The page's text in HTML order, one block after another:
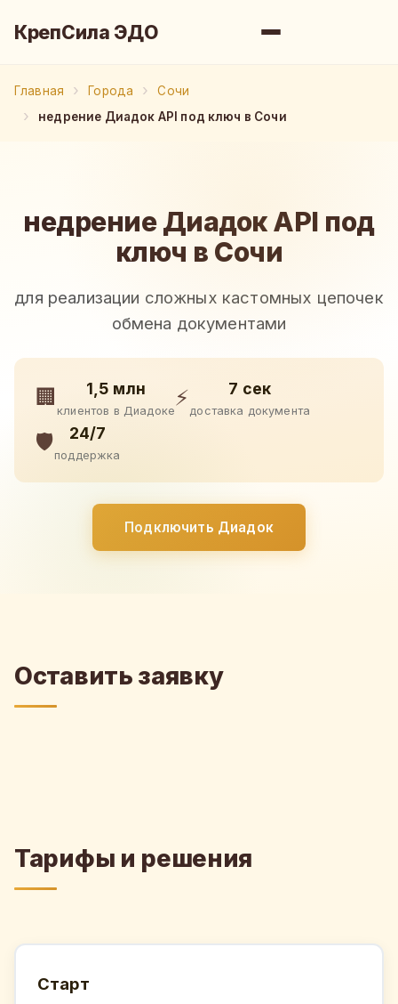
КрепСила ЭДО
Главная Города
Сочи
недрение Диадок API под ключ в Сочи
недрение Диадок API под
ключ в Сочи
для реализации сложных кастомных цепочек
обмена документами
🏢 1,5 млн
клиентов в Диадоке
⚡ 7 сек
доставка документа
🛡️ 24/7
поддержка
Подключить Диадок
Оставить заявку
Тарифы и решения
Старт